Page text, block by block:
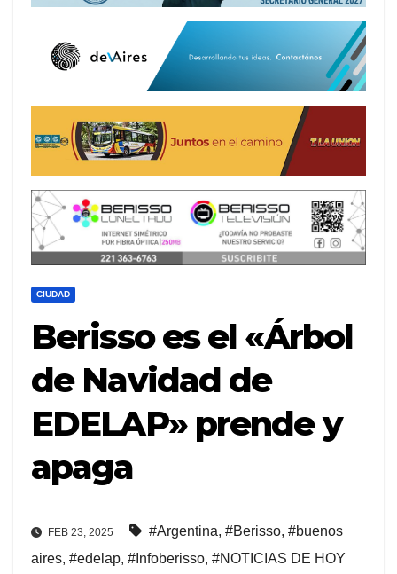
CIUDAD
Berisso es el «Árbol
de Navidad de
EDELAP» prende y
apaga
FEB 23, 2025 #Argentina, #Berisso, #buenos
aires, #edelap, #Infoberisso, #NOTICIAS DE HOY